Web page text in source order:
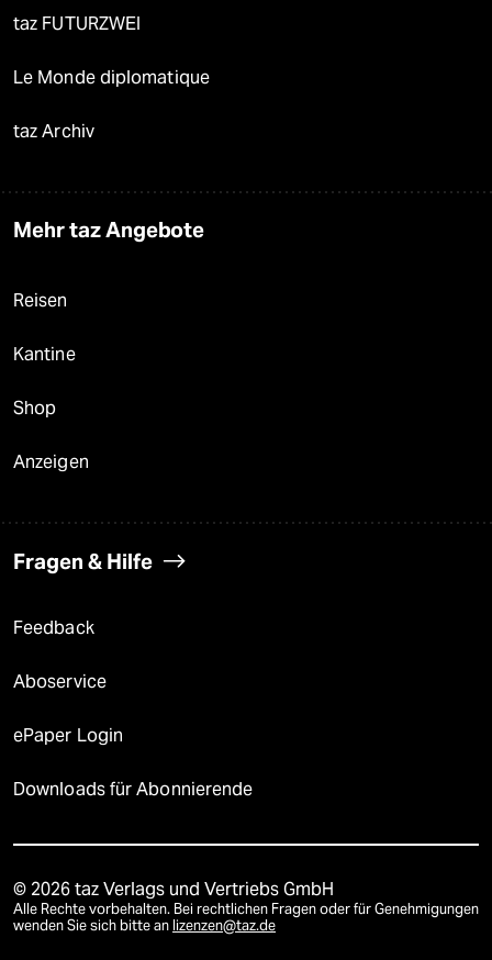
taz FUTURZWEI
Le Monde diplomatique
taz Archiv
Mehr taz Angebote
Reisen
Kantine
Shop
Anzeigen
Fragen & Hilfe
Feedback
Aboservice
ePaper Login
Downloads für Abonnierende
© 2026 taz Verlags und Vertriebs GmbH
Alle Rechte vorbehalten. Bei rechtlichen Fragen oder für Genehmigungen
wenden Sie sich bitte an lizenzen@taz.de